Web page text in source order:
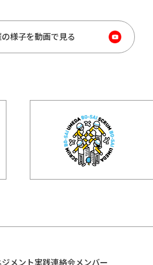
様子を動画で見る
メント実践連絡会メンバー